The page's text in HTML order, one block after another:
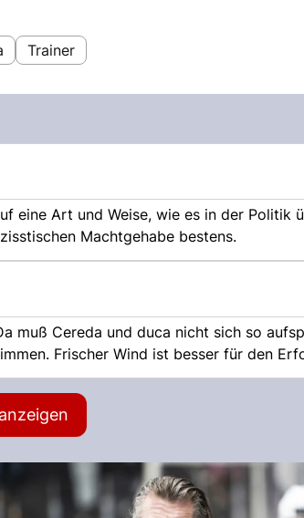
Trainer
eine Art und Weise, wie es in der Politik
Machtgehabe bestens.
muß Cereda und duca nicht sich so
Frischer Wind ist besser für den